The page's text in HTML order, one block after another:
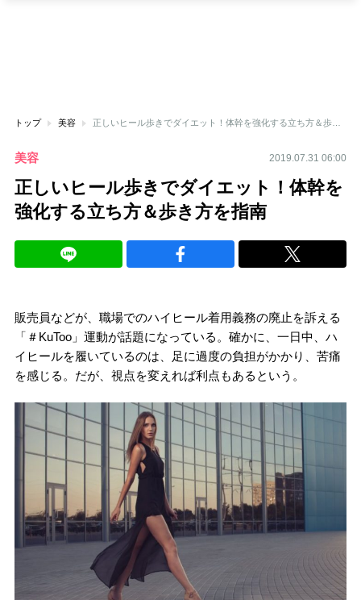
トップ 美容 正しいヒール歩きでダイエット！体幹を強化する立ち方＆歩き方を指南
美容 2019.07.31 06:00
正しいヒール歩きでダイエット！体幹を
強化する立ち方＆歩き方を指南
販売員などが、職場でのハイヒール着用義務の廃止を訴える
「＃KuToo」運動が話題になっている。確かに、一日中、ハ
イヒールを履いているのは、足に過度の負担がかかり、苦痛
を感じる。だが、視点を変えれば利点もあるという。